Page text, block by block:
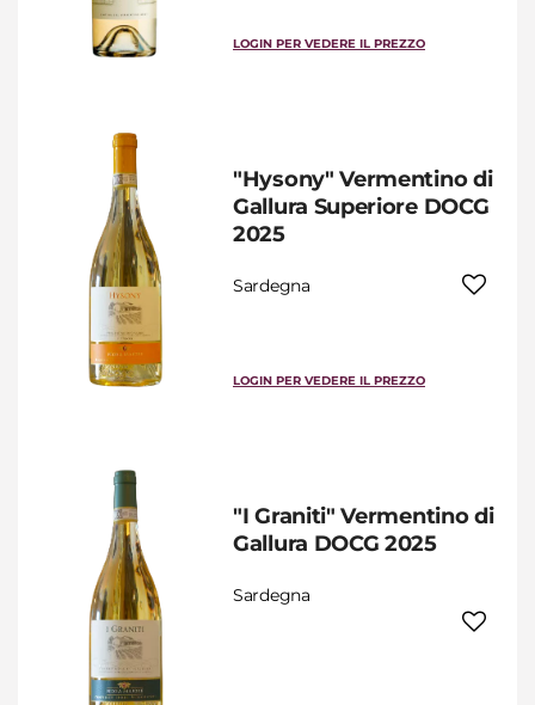
LOGIN PER VEDERE IL PREZZO
"Hysony" Vermentino di
Gallura Superiore DOCG
2025
Sardegna
LOGIN PER VEDERE IL PREZZO
"I Graniti" Vermentino di
Gallura DOCG 2025
Sardegna